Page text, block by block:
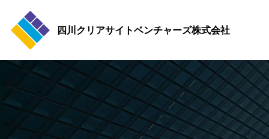
四川クリアサイトベンチャーズ株式会社